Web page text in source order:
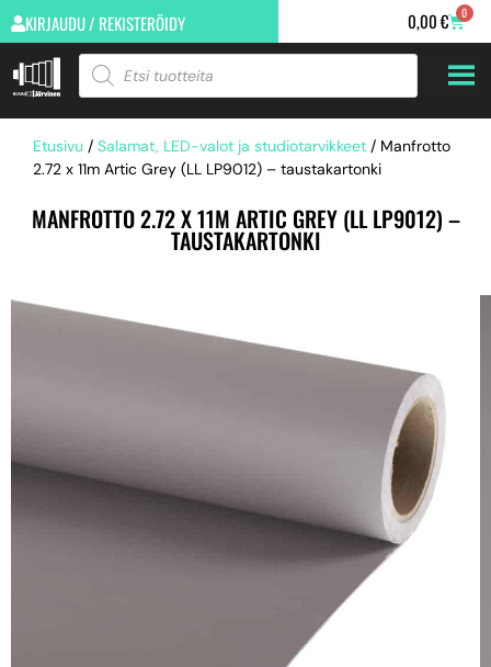
KIRJAUDU / REKISTERÖIDY 0,00€ 0
Etusivu / Salamat, LED-valot ja studiotarvikkeet / Manfrotto
2.72 x 11m Artic Grey (LL LP9012) – taustakartonki
MANFROTTO 2.72 X 11M ARTIC GREY (LL LP9012) –
TAUSTAKARTONKI